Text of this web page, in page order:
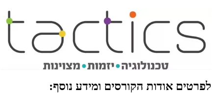
לפרטים אודות הקורסים ומידע נוסף: